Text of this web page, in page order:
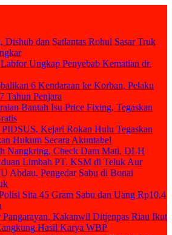
Dishub dan Satlantas Rohul Sasar Truk
Ungkap Penyebab Kematian dr.
6 Kendaraan ke Korban, Pelaku
Tahun Penjara
Bantah Isu Price Fixing, Tegaskan
Kejari Rokan Hulu Tegaskan
Hukum Secara Akuntabel
Nangkring, Check Dam Mati, DLH
Limbah PT. KSM di Teluk Aur
Abdau, Pengedar Sabu di Bonai
Sita 45 Gram Sabu dan Uang Rp10,4
Pangarayan, Kakanwil Ditjenpas Riau Ikut
Hasil Karya WBP